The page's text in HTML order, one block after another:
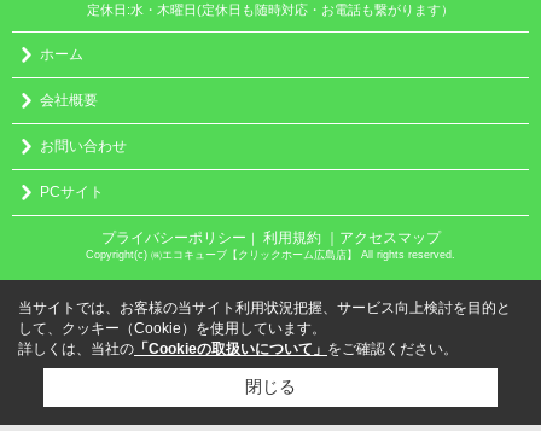
定休日:水・木曜日(定休日も随時対応・お電話も繋がります）
ホーム
会社概要
お問い合わせ
PCサイト
プライバシーポリシー ｜ 利用規約 ｜アクセスマップ
Copyright(c) ㈱エコキューブ【クリックホーム広島店】 All rights reserved.
当サイトでは、お客様の当サイト利用状況把握、サービス向上検討を目的と
して、クッキー（Cookie）を使用しています。
詳しくは、当社の 「Cookieの取扱いについて」 をご確認ください。
閉じる